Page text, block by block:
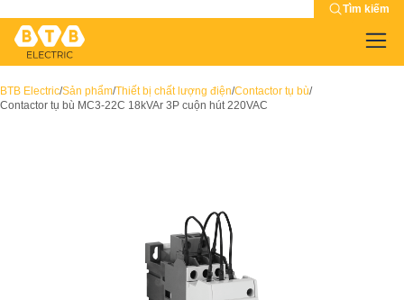
Tìm kiếm
BTB Electric/Sản phẩm/Thiết bị chất lượng điện/Contactor tụ bù/
Contactor tụ bù MC3-22C 18kVAr 3P cuộn hút 220VAC